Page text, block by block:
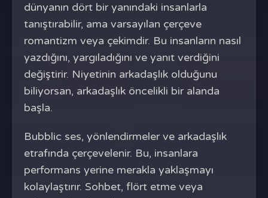
dünyanın dört bir yanındaki insanlarla
tanıştırabilir, ama varsayılan çerçeve
romantizm veya çekimdir. Bu insanların nasıl
yazdığını, yargıladığını ve yanıt verdiğini
değiştirir. Niyetinin arkadaşlık olduğunu
biliyorsan, arkadaşlık öncelikli bir alanda
başla.
Bubblic ses, yönlendirmeler ve arkadaşlık
etrafında çerçevelenir. Bu, insanlara
performans yerine merakla yaklaşmayı
kolaylaştırır. Sohbet, flört etme veya